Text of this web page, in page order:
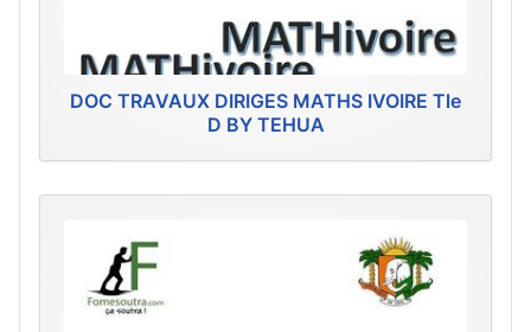
DOC TRAVAUX DIRIGES MATHS IVOIRE Tle
D BY TEHUA